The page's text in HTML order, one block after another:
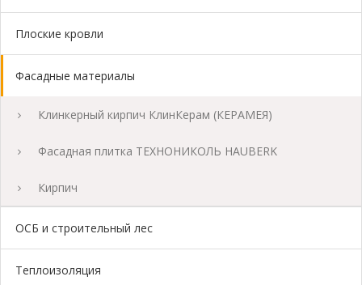
Плоские кровли
Фасадные материалы
Клинкерный кирпич КлинКерам (КЕРАМЕЯ)
Фасадная плитка ТЕХНОНИКОЛЬ HAUBERK
Кирпич
ОСБ и строительный лес
Теплоизоляция